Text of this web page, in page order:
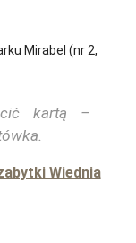
Mirabel (nr 2,
kartą –
Wiednia